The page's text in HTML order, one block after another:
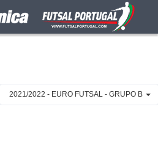
2021/2022 - EURO FUTSAL - GRUPO B